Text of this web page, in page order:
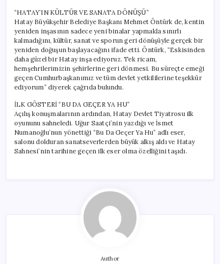
“HATAY’IN KÜLTÜR VE SANATA DÖNÜŞÜ”
Hatay Büyükşehir Belediye Başkanı Mehmet Öntürk de, kentin
yeniden inşasının sadece yeni binalar yapmakla sınırlı
kalmadığını, kültür, sanat ve sporun geri dönüşüyle gerçek bir
yeniden doğuşun başlayacağını ifade etti. Öntürk, “Eskisinden
daha güzel bir Hatay inşa ediyoruz. Tek ricam,
hemşehrilerimizin şehirlerine geri dönmesi. Bu süreçte emeği
geçen Cumhurbaşkanımız ve tüm devlet yetkililerine teşekkür
ediyorum” diyerek çağrıda bulundu.
İLK GÖSTERİ “BU DA GEÇER YA HU”
Açılış konuşmalarının ardından, Hatay Devlet Tiyatrosu ilk
oyununu sahneledi. Uğur Saatçi’nin yazdığı ve İsmet
Numanoğlu’nun yönettiği “Bu Da Geçer Ya Hu” adlı eser,
salonu dolduran sanatseverlerden büyük alkış aldı ve Hatay
Sahnesi’nin tarihine geçen ilk eser olma özelliğini taşıdı.
Author